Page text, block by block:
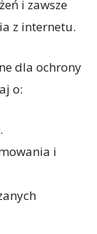
i zawsze
z internetu.
dla ochrony
o:
i